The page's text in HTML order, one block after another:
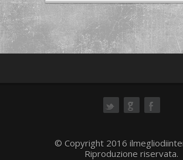
© Copyright 2016
Riproduzione riservata.